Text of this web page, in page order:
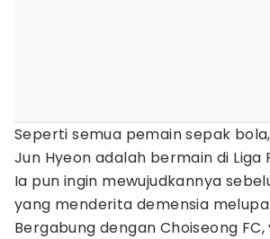
Seperti semua pemain sepak
Jun Hyeon adalah bermain di Liga
Ia pun ingin mewujudkannya
yang menderita demensia
Bergabung dengan Choiseong FC,